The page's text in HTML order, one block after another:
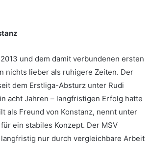
und dem damit verbundenen ersten
nichts lieber als ruhigere Zeiten. Der
dem Erstliga-Absturz unter Rudi
acht Jahren – langfristigen Erfolg hatte
als Freund von Konstanz, nennt unter
ein stabiles Konzept. Der MSV
nur durch vergleichbare Arbeit